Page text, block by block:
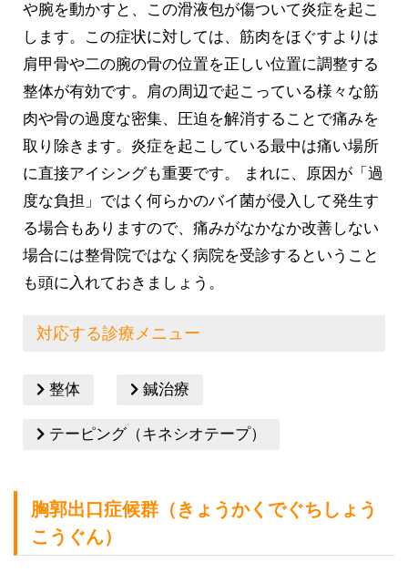
や腕を動かすと、この滑液包が傷ついて炎症を起こ
します。この症状に対しては、筋肉をほぐすよりは
肩甲骨や二の腕の骨の位置を正しい位置に調整する
整体が有効です。肩の周辺で起こっている様々な筋
肉や骨の過度な密集、圧迫を解消することで痛みを
取り除きます。炎症を起こしている最中は痛い場所
に直接アイシングも重要です。 まれに、原因が「過
度な負担」ではく何らかのバイ菌が侵入して発生す
る場合もありますので、痛みがなかなか改善しない
場合には整骨院ではなく病院を受診するということ
も頭に入れておきましょう。
対応する診療メニュー
整体 鍼治療
テーピング（キネシオテープ）
胸郭出口症候群（きょうかくでぐちしょう
こうぐん）